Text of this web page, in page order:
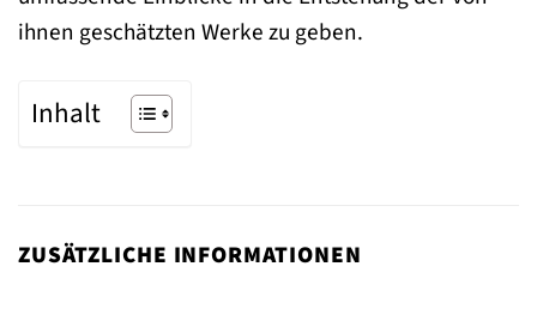
ihnen geschätzten Werke zu geben.
Inhalt
ZUSÄTZLICHE INFORMATIONEN